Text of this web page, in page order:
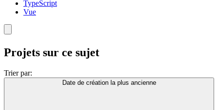
TypeScript
Vue
Projets sur ce sujet
Trier par:
Date de création la plus ancienne